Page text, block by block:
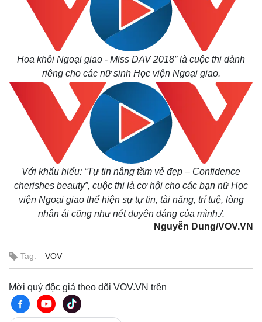
Kinh tế
Bất động sản
Khởi nghiệp
Thị trường
Giá vàng
Tiêu dùng
Tỷ giá
Chứng khoán
Giá cà phê
Hoa khôi Ngoại giao - Miss DAV 2018” là cuộc thi dành
riêng cho các nữ sinh Học viện Ngoại giao.
Với khẩu hiểu: “Tự tin nâng tầm vẻ đẹp – Confidence
cherishes beauty”, cuộc thi là cơ hội cho các bạn nữ Học
viện Ngoại giao thể hiện sự tự tin, tài năng, trí tuệ, lòng
nhân ái cũng như nét duyên dáng của mình./.
Nguyễn Dung/VOV.VN
Tag: VOV
Mời quý độc giả theo dõi VOV.VN trên